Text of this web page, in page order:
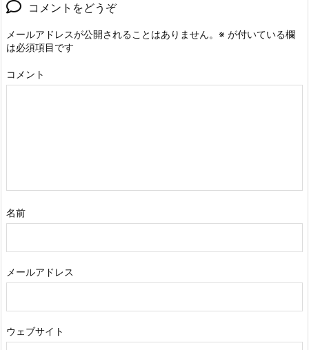
コメントをどうぞ
メールアドレスが公開されることはありません。 ※ が付いている欄
は必須項目です
コメント
名前
メールアドレス
ウェブサイト